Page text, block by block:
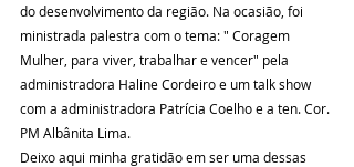
do desenvolvimento da região. Na ocasião, foi
ministrada palestra com o tema: " Coragem
Mulher, para viver, trabalhar e vencer" pela
administradora Haline Cordeiro e um talk show
com a administradora Patrícia Coelho e a ten. Cor.
PM Albânita Lima.
Deixo aqui minha gratidão em ser uma dessas